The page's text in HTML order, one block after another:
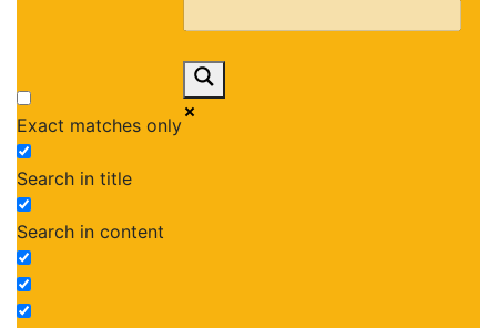
Exact matches only
Search in title
Search in content